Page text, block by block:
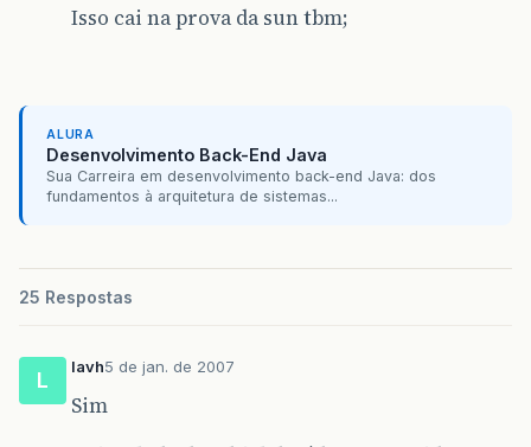
Isso cai na prova da sun tbm;
ALURA
Desenvolvimento Back-End Java
Sua Carreira em desenvolvimento back-end Java: dos
fundamentos à arquitetura de sistemas...
25 Respostas
L
lavh5 de jan. de 2007
Sim